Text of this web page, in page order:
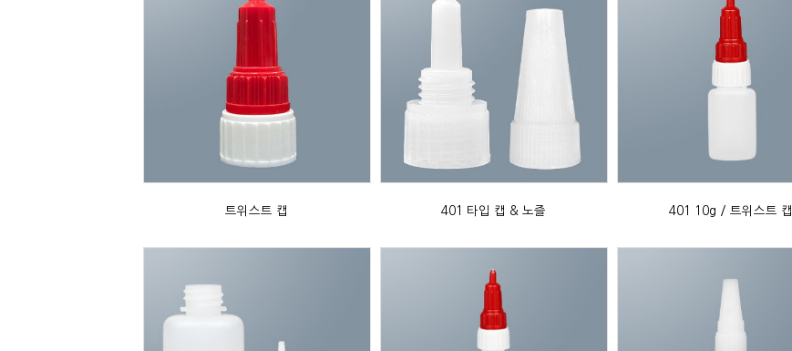
트위스트 캡 401 타입 캡 & 노즐 401 10g / 트위스트 캡